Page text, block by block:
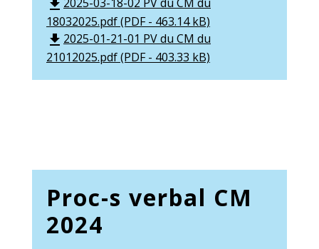
file_download
18032025.pdf (PDF - 463.14 kB)
file_download 2025-01-21-01 PV du CM du
21012025.pdf (PDF - 403.33 kB)
Proc-s verbal CM
2024